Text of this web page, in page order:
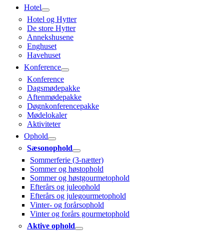
Hotel
Hotel og Hytter
De store Hytter
Annekshusene
Enghuset
Havehuset
Konference
Konference
Dagsmødepakke
Aftenmødepakke
Døgnkonferencepakke
Mødelokaler
Aktiviteter
Ophold
Sæsonophold
Sommerferie (3-nætter)
Sommer og høstophold
Sommer og høstgourmetophold
Efterårs og juleophold
Efterårs og julegourmetophold
Vinter- og forårsophold
Vinter og forårs gourmetophold
Aktive ophold